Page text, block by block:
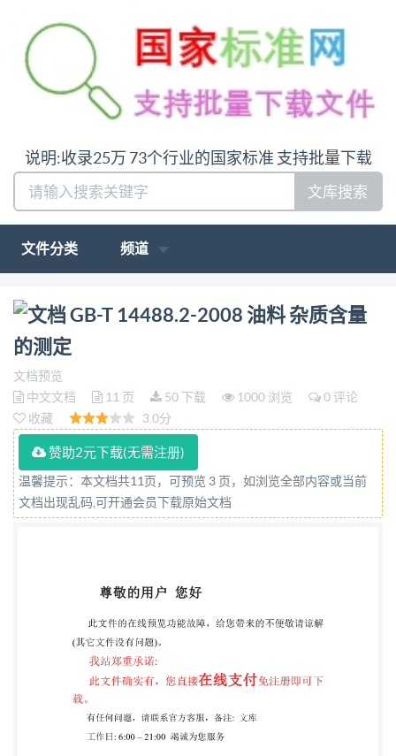
说明:收录25万 73个行业的国家标准 支持批量下载
文库搜索
文件分类 频道
问:哪里下载GB-T 14488.2-2008 油料 杂质含量的测定
答:请联系微信:siduwenku
GB-T 14488.2-2008 油料 杂质含量
的测定
文档预览
中文文档
11 页 50 下载 1000 浏览
0 评论
收藏
3.0分
赞助2元下载(无需注册)
温馨提示：本文档共11页，可预览 3 页，如浏览全部内容或当前
文档出现乱码,可开通会员下载原始文档